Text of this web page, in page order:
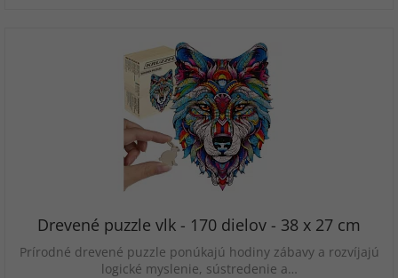
Drevené puzzle vlk - 170 dielov - 38 x 27 cm
Prírodné drevené puzzle ponúkajú hodiny zábavy a rozvíjajú
logické myslenie, sústredenie a…